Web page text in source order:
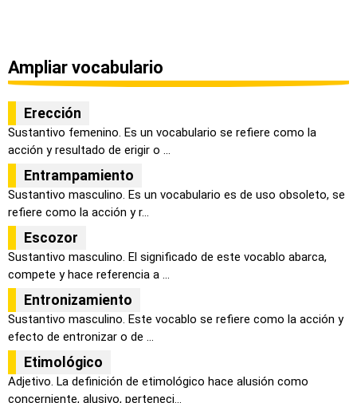
Ampliar vocabulario
Erección
Sustantivo femenino. Es un vocabulario se refiere como la
acción y resultado de erigir o ...
Entrampamiento
Sustantivo masculino. Es un vocabulario es de uso obsoleto, se
refiere como la acción y r...
Escozor
Sustantivo masculino. El significado de este vocablo abarca,
compete y hace referencia a ...
Entronizamiento
Sustantivo masculino. Este vocablo se refiere como la acción y
efecto de entronizar o de ...
Etimológico
Adjetivo. La definición de etimológico hace alusión como
concerniente, alusivo, perteneci...